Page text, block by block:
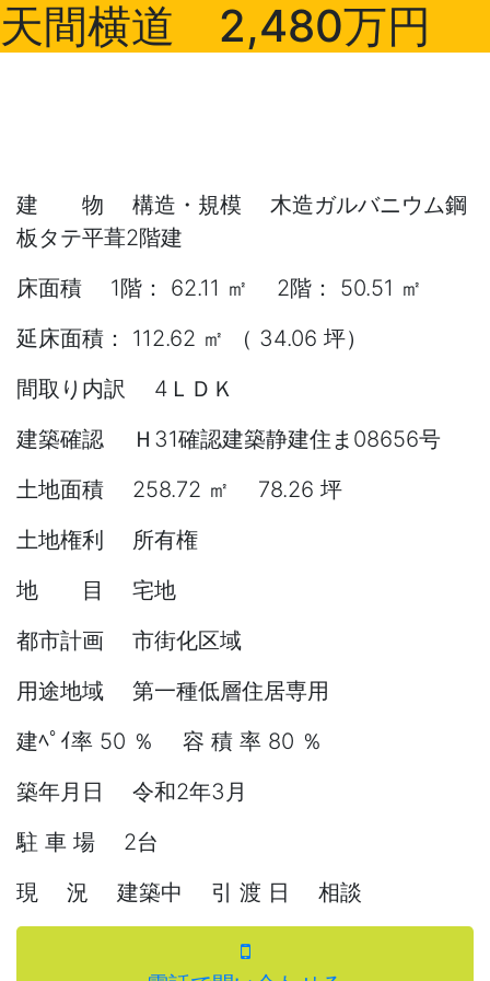
天間横道 2,480万円
建 物 構造・規模 木造ガルバニウム鋼
板タテ平葺2階建
床面積 1階： 62.11 ㎡ 2階： 50.51 ㎡
延床面積： 112.62 ㎡ （ 34.06 坪）
間取り内訳 4ＬＤＫ
建築確認 Ｈ31確認建築静建住ま08656号
土地面積 258.72 ㎡ 78.26 坪
土地権利 所有権
地 目 宅地
都市計画 市街化区域
用途地域 第一種低層住居専用
建ﾍﾟｲ率 50 ％ 容 積 率 80 ％
築年月日 令和2年3月
駐 車 場 2台
現 況 建築中 引 渡 日 相談